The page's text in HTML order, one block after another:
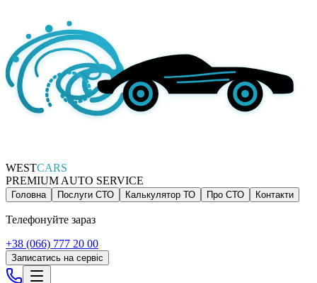
WESTCARS
PREMIUM AUTO SERVICE
Головна Послуги СТО Калькулятор ТО Про СТО Контакти
Телефонуйте зараз
+38 (066) 777 20 00
Записатись на сервіс